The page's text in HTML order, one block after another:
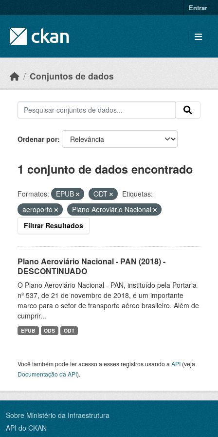
Entrar
Conjuntos de dados
Ordenar por
1 conjunto de dados encontrado
Formatos: EPUB ODT
Etiquetas:
aeroporto
Plano Aeroviário Nacional
Filtrar Resultados
Plano Aeroviário Nacional - PAN (2018) -
DESCONTINUADO
O Plano Aeroviário Nacional - PAN, instituído pela Portaria
nº 537, de 21 de novembro de 2018, é um importante
marco para o setor de transporte aéreo brasileiro. Além de
cumprir...
EPUB ODS ODT
Você também pode ter acesso a esses registros usando a API (veja
Documentação da API).
Sobre Ministério da Infraestrutura
API do CKAN